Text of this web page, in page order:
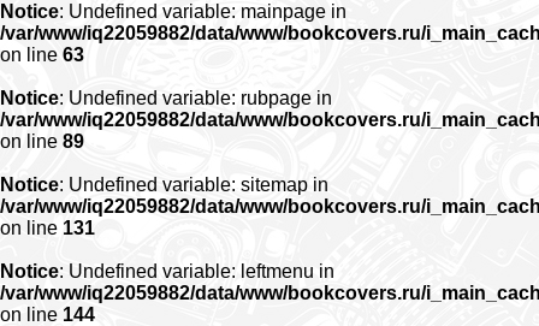
Notice: Undefined variable: mainpage in
/var/www/iq22059882/data/www/bookcovers.ru/
on line 63
Notice: Undefined variable: rubpage in
/var/www/iq22059882/data/www/bookcovers.ru/
on line 89
Notice: Undefined variable: sitemap in
/var/www/iq22059882/data/www/bookcovers.ru/
on line 131
Notice: Undefined variable: leftmenu in
/var/www/iq22059882/data/www/bookcovers.ru/
on line 144